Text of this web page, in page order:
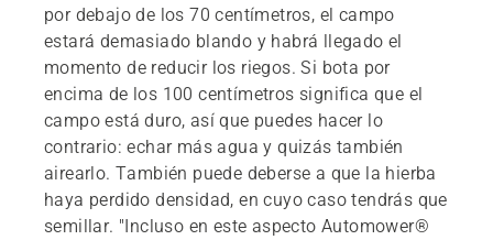
por debajo de los 70 centímetros, el campo
estará demasiado blando y habrá llegado el
momento de reducir los riegos. Si bota por
encima de los 100 centímetros significa que el
campo está duro, así que puedes hacer lo
contrario: echar más agua y quizás también
airearlo. También puede deberse a que la hierba
haya perdido densidad, en cuyo caso tendrás que
semillar. "Incluso en este aspecto Automower®